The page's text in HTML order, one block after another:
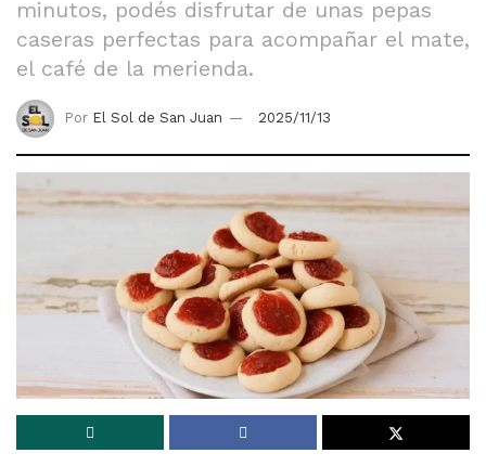
minutos, podés disfrutar de unas pepas
caseras perfectas para acompañar el mate,
el café de la merienda.
Por El Sol de San Juan 2025/11/13